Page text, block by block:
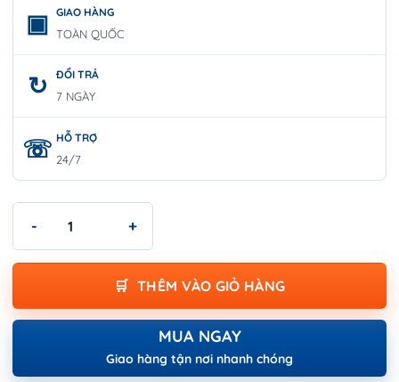
GIAO HÀNG
TOÀN QUỐC
ĐỔI TRẢ
7 NGÀY
HỖ TRỢ
24/7
THÊM VÀO GIỎ HÀNG
MUA NGAY
Giao hàng tận nơi nhanh chóng